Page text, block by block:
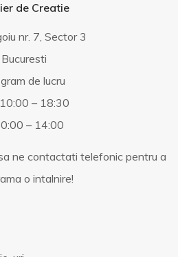
de Creatie
nr. 7, Sector 3
Bucuresti
de lucru
– 18:30
– 14:00
ne contactati telefonic pentru a
o intalnire!